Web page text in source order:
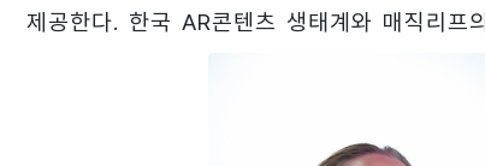
제공한다. 한국 AR콘텐츠 생태계와 매직리프